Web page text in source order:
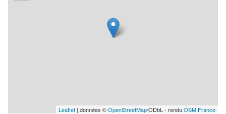
Leaflet | données ©OpenStreetMap/ODbL - renduOSM France